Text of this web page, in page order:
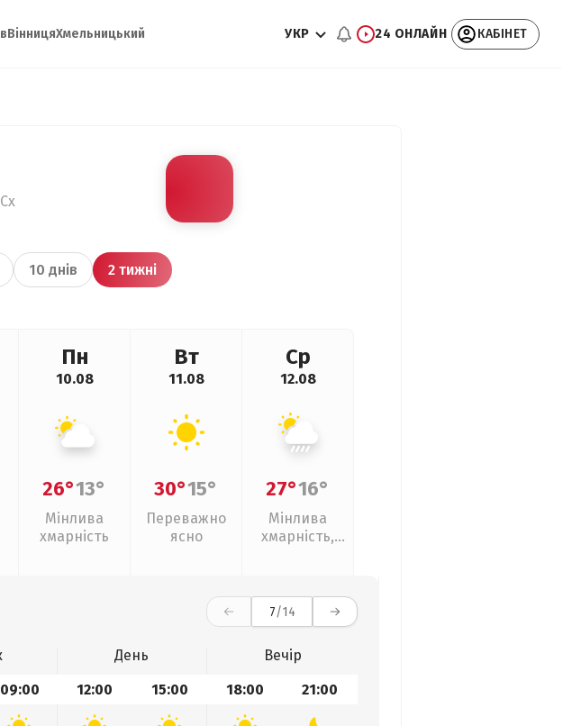
ВінницяХмельницький УКР 24 ОНЛАЙН КАБІНЕТ
10 днів 2 тижні
Пн
10.08
26°13°
Мінлива
хмарність
Вт
11.08
30°15°
Переважно
ясно
Ср
12.08
27°16°
Мінлива
хмарність,
7/14
День
Вечір
09:00 12:00 15:00 18:00 21:00